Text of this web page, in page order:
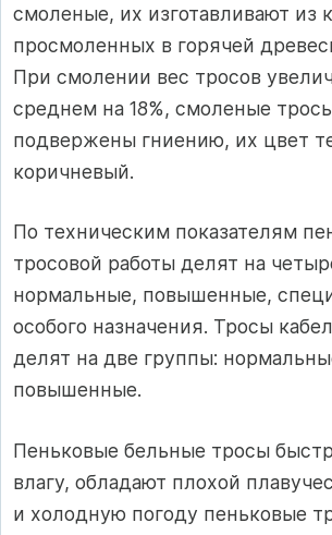
смоленые, их изготавливают из
просмоленных в горячей
При смолении вес тросов
среднем на 18%, смоленые
подвержены гниению, их цвет
коричневый.
По техническим показателям
тросовой работы делят на
нормальные, повышенные,
особого назначения. Тросы
делят на две группы:
повышенные.
Пеньковые бельные тросы
влагу, обладают плохой
и холодную погоду пеньковые